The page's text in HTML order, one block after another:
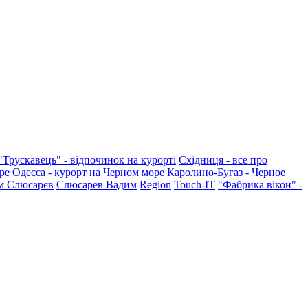
- відпочинок на курорті Східниця - все про
Одесса - курорт на Черном море Каролино-Бугаз - Черное
Слюсарєв Слюсарев Вадим Region Touch-IT "Фабрика вікон" -